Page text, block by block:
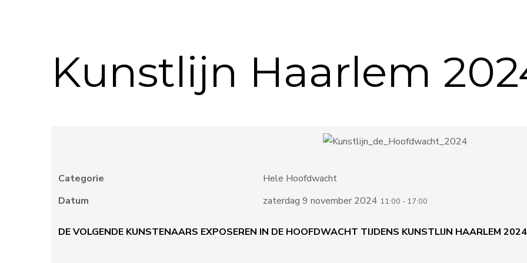
Kunstlijn Haarlem
Categorie
Hele Hoofdwacht
Datum
zaterdag 9 november 2024 11:00 - 17:00
DE VOLGENDE KUNSTENAARS EXPOSEREN IN DE HOOFDWACHT TIJDENS KUNSTLIJN HAARLEM 2024